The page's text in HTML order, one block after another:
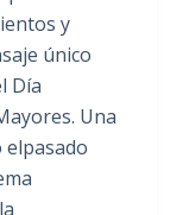
y
único
Día
Una
elpasado